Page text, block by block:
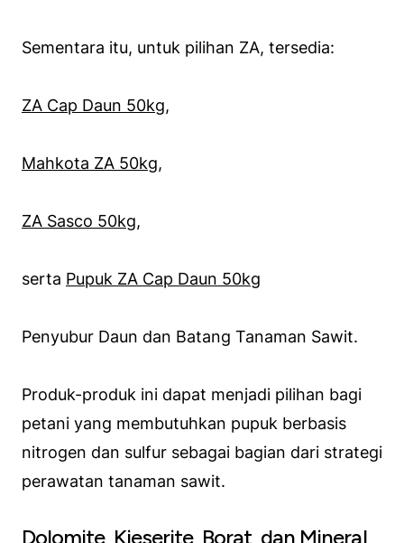
Sementara itu, untuk pilihan ZA, tersedia:
ZA Cap Daun 50kg,
Mahkota ZA 50kg,
ZA Sasco 50kg,
serta Pupuk ZA Cap Daun 50kg
Penyubur Daun dan Batang Tanaman Sawit.
Produk-produk ini dapat menjadi pilihan bagi
petani yang membutuhkan pupuk berbasis
nitrogen dan sulfur sebagai bagian dari strategi
perawatan tanaman sawit.
Dolomite, Kieserite, Borat, dan Mineral